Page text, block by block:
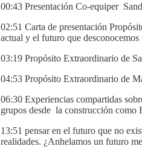
00:43 Presentación Co-equiper
02:51 Carta de presentación
actual y el futuro que desconocemos
03:19 Propósito Extraordinario de
04:53 Propósito Extraordinario de
06:30 Experiencias compartidas
grupos desde la construcción como
13:51 pensar en el futuro que no
realidades. ¿Anhelamos un futuro